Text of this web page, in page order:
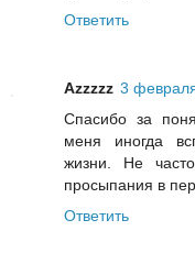
Ответить
Azzzzz 3
Спасибо за
меня иногда
жизни. Не
просыпания в
Ответить